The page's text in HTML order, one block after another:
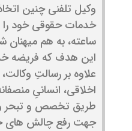
وکیل تلفنی چنین
ساعته، به هم­ میهنان
این هدف که فریضه
علاوه بر رسالتِ
اخلاقی، انسانیِ
طریق تخصص و تبحر
جهت رفع چالش­ های